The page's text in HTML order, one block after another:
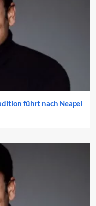
führt nach Neapel